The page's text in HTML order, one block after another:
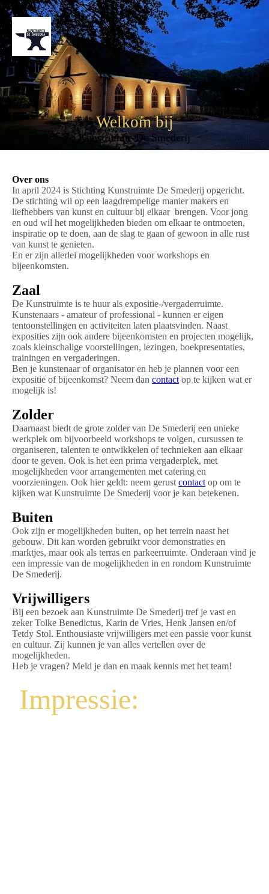
Welkom bij
Kunstruimte De Smederij
Over ons
In april 2024 is Stichting Kunstruimte De Smederij opgericht.
De stichting wil op een laagdrempelige manier makers en
liefhebbers van kunst en cultuur bij elkaar brengen. Voor jong
en oud wil het mogelijkheden bieden om elkaar te ontmoeten,
inspiratie op te doen, aan de slag te gaan of gewoon in alle rust
van kunst te genieten.
En er zijn allerlei mogelijkheden voor workshops en
bijeenkomsten.
Zaal
De Kunstruimte is te huur als expositie-/vergaderruimte.
Kunstenaars - amateur of professional - kunnen er eigen
tentoonstellingen en activiteiten laten plaatsvinden. Naast
exposities zijn ook andere bijeenkomsten en projecten mogelijk,
zoals kleinschalige voorstellingen, lezingen, boekpresentaties,
trainingen en vergaderingen.
Ben je kunstenaar of organisator en heb je plannen voor een
expositie of bijeenkomst? Neem dan contact op te kijken wat er
mogelijk is!
Zolder
Daarnaast biedt de grote zolder van De Smederij een unieke
werkplek om bijvoorbeeld workshops te volgen, cursussen te
organiseren, talenten te ontwikkelen of technieken aan elkaar
door te geven. Ook is het een prima vergaderplek, met
mogelijkheden voor arrangementen met catering en
voorzieningen. Ook hier geldt: neem gerust contact op om te
kijken wat Kunstruimte De Smederij voor je kan betekenen.
Buiten
Ook zijn er mogelijkheden buiten, op het terrein naast het
gebouw. Dit kan worden gebruikt voor demonstraties en
marktjes, maar ook als terras en parkeerruimte. Onderaan vind je
een impressie van de mogelijkheden in en rondom Kunstruimte
De Smederij.
Vrijwilligers
Bij een bezoek aan Kunstruimte De Smederij tref je vast en
zeker Tolke Benedictus, Karin de Vries, Henk Jansen en/of
Tetdy Stol. Enthousiaste vrijwilligers met een passie voor kunst
en cultuur. Zij kunnen je van alles vertellen over de
mogelijkheden.
Heb je vragen? Meld je dan en maak kennis met het team!
Impressie: